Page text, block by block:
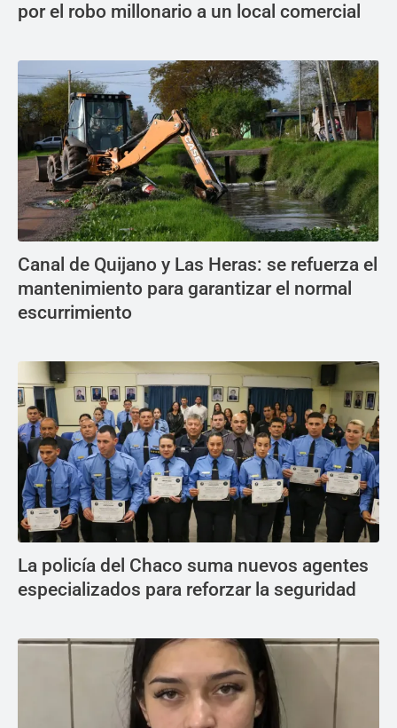
por el robo millonario a un local comercial
Canal de Quijano y Las Heras: se refuerza el
mantenimiento para garantizar el normal
escurrimiento
La policía del Chaco suma nuevos agentes
especializados para reforzar la seguridad